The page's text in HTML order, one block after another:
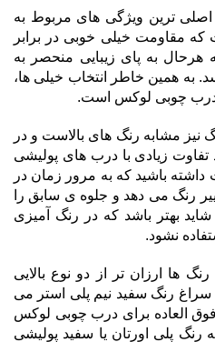
اصلی ترین ویژگی های مربوط به
که مقاومت خیلی خوبی در برابر
هرحال به پای زیبایی منحصر به
به همین خاطر انتخاب خیلی ها،
درب چوبی لوکس است.
نیز مشابه رنگ های بالاست و در
زیادی با درب های پولیشی
داشته باشید که به مرور زمان در
رنگ می دهد و جلوه ی سابق را
بهتر باشد که در رنگ آمیزی
نشود.
رنگ ها ارزان تر از دو نوع بالایی
سراغ رنگ سفید نیم پلی استر می
فوق العاده برای درب چوبی لوکس
پلی اورتان یا سفید پولیشی